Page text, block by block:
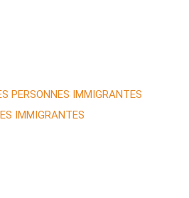
PERSONNES IMMIGRANTES
IMMIGRANTES